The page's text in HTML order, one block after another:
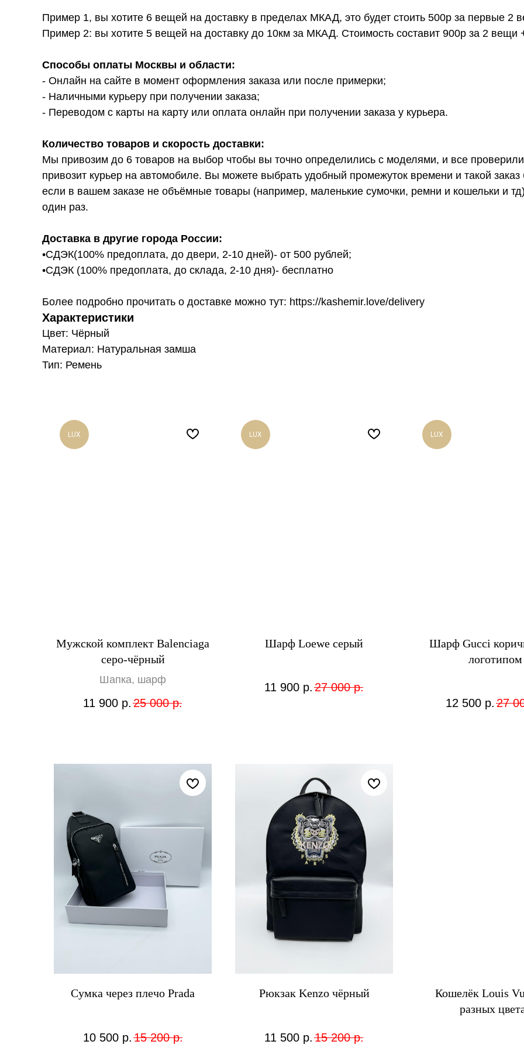
Пример 1, вы хотите 6 вещей на доставку в пределах МКАД, это будет стоить 500р за первые
Пример 2: вы хотите 5 вещей на доставку до 10км за МКАД. Стоимость составит 900р за 2
Способы оплаты Москвы и области:
- Онлайн на сайте в момент оформления заказа или после примерки;
- Наличными курьеру при получении заказа;
- Переводом с карты на карту или оплата онлайн при получении заказа у курьера.
Количество товаров и скорость доставки:
Мы привозим до 6 товаров на выбор чтобы вы точно определились с моделями, и все
привозит курьер на автомобиле. Вы можете выбрать удобный промежуток времени и такой
если в вашем заказе не объёмные товары (например, маленькие сумочки, ремни и кошельки и
один раз.
Доставка в другие города России:
•СДЭК(100% предоплата, до двери, 2-10 дней)- от 500 рублей;
•СДЭК (100% предоплата, до склада, 2-10 дня)- бесплатно
Более подробно прочитать о доставке можно тут: https://kashemir.love/delivery
Характеристики
Цвет: Чёрный
Материал: Натуральная замша
Тип: Ремень
LUX
Мужской комплект Balenciaga
серо-чёрный
Шапка, шарф
11 900 р. 25 000 р.
LUX
Шарф Loewe серый
11 900 р. 27 000 р.
LUX
Шарф Gucci
логотипом
12 500 р. 27
Сумка через плечо Prada
10 500 р. 15 200 р.
Рюкзак Kenzo чёрный
11 500 р. 15 200 р.
Кошелёк Louis
разных